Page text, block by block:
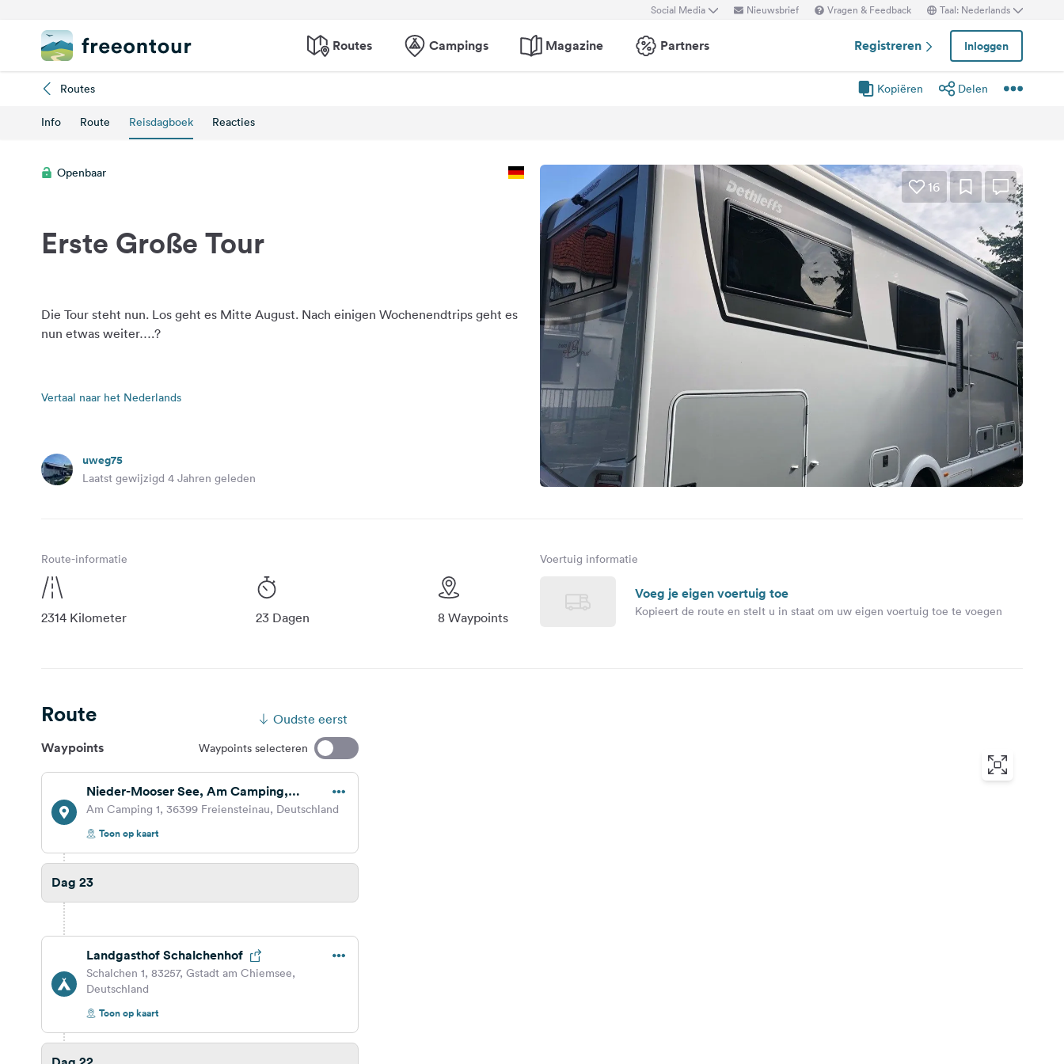
Social Media Nieuwsbrief Vragen & Feedback Taal: Nederlands
Routes Campings Magazine Partners Registreren Inloggen
Routes Kopiëren Delen
Info Route Reisdagboek Reacties
Openbaar
Erste Große Tour
Die Tour steht nun. Los geht es Mitte August. Nach einigen Wochenendtrips geht es
nun etwas weiter….?
Vertaal naar het Nederlands
uweg75
Laatst gewijzigd 4 Jahren geleden
16
Route-informatie
2314 Kilometer 23 Dagen 8 Waypoints
Voertuig informatie
Voeg je eigen voertuig toe
Kopieert de route en stelt u in staat om uw eigen voertuig toe te voegen
Route Oudste eerst
Waypoints Waypoints selecteren
Nieder-Mooser See, Am Camping,
Freiensteinau, Deutschland
Am Camping 1, 36399 Freiensteinau, Deutschland
Toon op kaart
Dag 23
Landgasthof Schalchenhof
Schalchen 1, 83257, Gstadt am Chiemsee,
Deutschland
Toon op kaart